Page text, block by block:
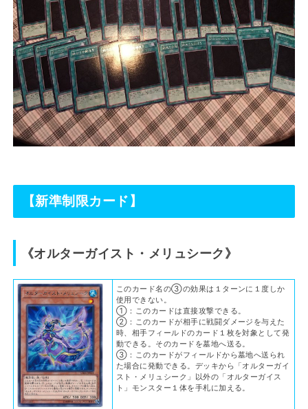
【新準制限カード】
《オルターガイスト・メリュシーク》
このカード名の③の効果は１ターンに１度しか
使用できない。
①：このカードは直接攻撃できる。
②：このカードが相手に戦闘ダメージを与えた
時、相手フィールドのカード１枚を対象として発
動できる。そのカードを墓地へ送る。
③：このカードがフィールドから墓地へ送られ
た場合に発動できる。デッキから「オルターガイ
スト・メリュシーク」以外の「オルターガイス
ト」モンスター１体を手札に加える。